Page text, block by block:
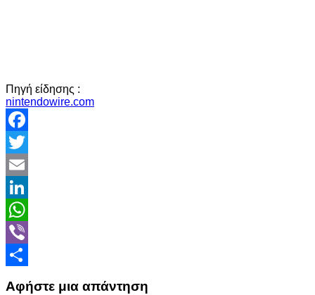
Πηγή είδησης :
nintendowire.com
Facebook
Twitter
Email
LinkedIn
WhatsApp
Viber
Αφήστε μια απάντηση